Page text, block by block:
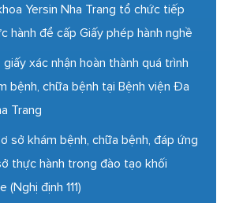
Yersin Nha Trang tổ chức tiếp
hành để cấp Giấy phép hành nghề
xác nhận hoàn thành quá trình
bệnh, chữa bệnh tại Bệnh viện Đa
Trang
sở khám bệnh, chữa bệnh, đáp ứng
thực hành trong đào tạo khối
định 111)